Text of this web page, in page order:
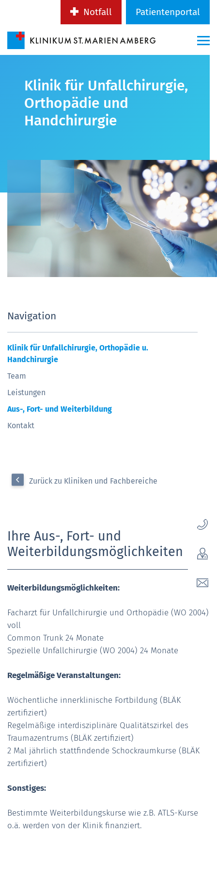
Notfall Patientenportal
Klinik für Unfallchirurgie,
Orthopädie und
Handchirurgie
Navigation
Klinik für Unfallchirurgie, Orthopädie u.
Handchirurgie
Team
Leistungen
Aus-, Fort- und Weiterbildung
Kontakt
Zurück zu Kliniken und Fachbereiche
Ihre Aus-, Fort- und
Weiterbildungsmöglichkeiten
Weiterbildungsmöglichkeiten:
Facharzt für Unfallchirurgie und Orthopädie (WO 2004)
voll
Common Trunk 24 Monate
Spezielle Unfallchirurgie (WO 2004) 24 Monate
Regelmäßige Veranstaltungen:
Wöchentliche innerklinische Fortbildung (BLÄK
zertifiziert)
Regelmäßige interdisziplinäre Qualitätszirkel des
Traumazentrums (BLÄK zertifiziert)
2 Mal jährlich stattfindende Schockraumkurse (BLÄK
zertifiziert)
Sonstiges:
Bestimmte Weiterbildungskurse wie z.B. ATLS-Kurse
o.ä. werden von der Klinik finanziert.